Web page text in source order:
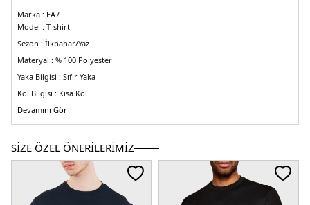
Marka : EA7
Model : T-shirt
Sezon : İlkbahar/Yaz
Materyal : % 100 Polyester
Yaka Bilgisi : Sıfır Yaka
Kol Bilgisi : Kısa Kol
Manken Ölçüsü :&
Basen : 101 cm / Beden : M
Devamını Gör
SİZE ÖZEL ÖNERİLERİMİZ